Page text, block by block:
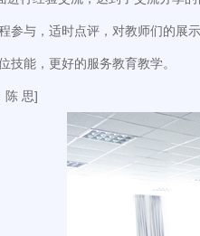
参与，适时点评，对教师们的展
技能，更好的服务教育教学。
陈 思]